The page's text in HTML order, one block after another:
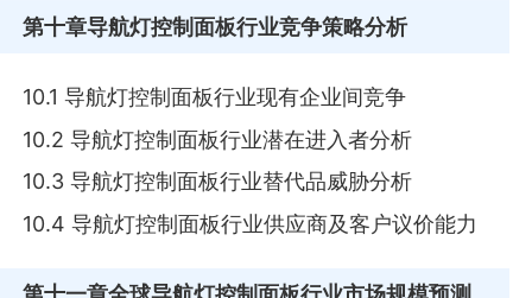
第十章导航灯控制面板行业竞争策略分析
10.1 导航灯控制面板行业现有企业间竞争
10.2 导航灯控制面板行业潜在进入者分析
10.3 导航灯控制面板行业替代品威胁分析
10.4 导航灯控制面板行业供应商及客户议价能力